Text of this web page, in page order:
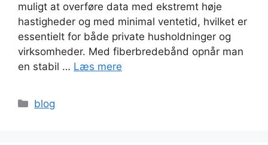
muligt at overføre data med ekstremt høje
hastigheder og med minimal ventetid, hvilket er
essentielt for både private husholdninger og
virksomheder. Med fiberbredebånd opnår man
en stabil … Læs mere
Kategorier
blog